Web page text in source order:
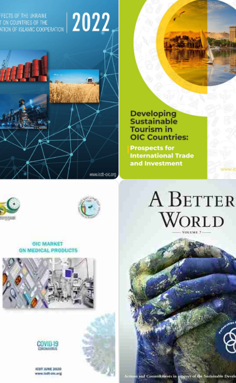
مزيد من التفاصيل
مزيد من التفاصيل
مزيد من التفاصيل مزيد من التفاصيل